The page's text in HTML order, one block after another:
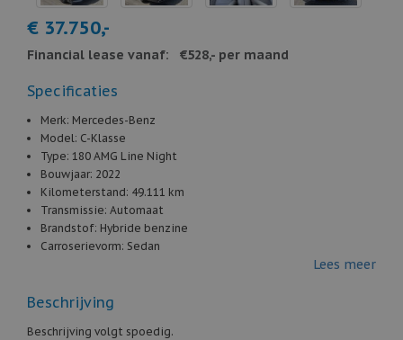
€ 37.750,-
Financial lease vanaf: €528,- per maand
Specificaties
Merk: Mercedes-Benz
Model: C-Klasse
Type: 180 AMG Line Night
Bouwjaar: 2022
Kilometerstand: 49.111 km
Transmissie: Automaat
Brandstof: Hybride benzine
Carroserievorm: Sedan
Aantal cilinders:
Gewicht: 1.525 kg
Lees meer
Beschrijving
Beschrijving volgt spoedig.